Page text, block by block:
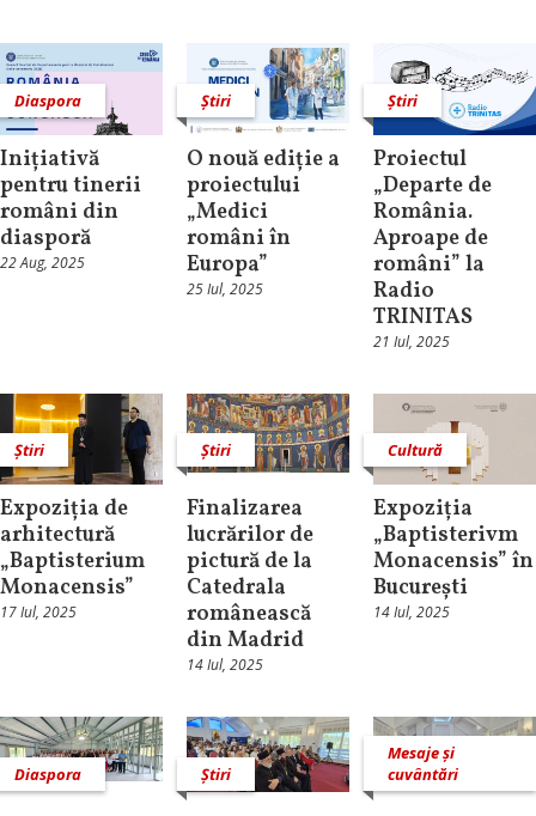
Diaspora
Inițiativă
pentru tinerii
români din
diasporă
22 Aug, 2025
Știri
O nouă ediție a
proiectului
„Medici
români în
Europa”
25 Iul, 2025
Știri
Proiectul
„Departe de
România.
Aproape de
români” la
Radio
TRINITAS
21 Iul, 2025
Știri
Expoziția de
arhitectură
„Baptisterium
Monacensis”
17 Iul, 2025
Știri
Finalizarea
lucrărilor de
pictură de la
Catedrala
românească
din Madrid
14 Iul, 2025
Cultură
Expoziția
„Baptisterivm
Monacensis” în
București
14 Iul, 2025
Diaspora Știri
Mesaje și
cuvântări